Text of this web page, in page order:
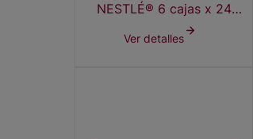
NESTLÉ® 6 cajas x 24
unidades de 29 g
Ver detalles